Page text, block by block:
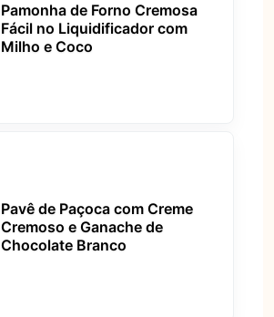
Pamonha de Forno Cremosa
Fácil no Liquidificador com
Milho e Coco
Pavê de Paçoca com Creme
Cremoso e Ganache de
Chocolate Branco